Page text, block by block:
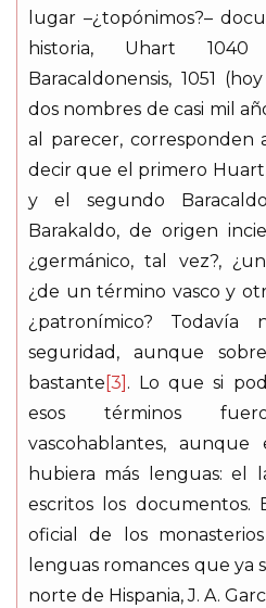
lugar –¿topónimos?–
historia, Uhart 1040
Baracaldonensis, 1051
dos nombres de casi mil
al parecer, corresponden
decir que el primero Huart
y el segundo
Barakaldo, de origen
¿germánico, tal vez?,
¿de un término vasco y
¿patronímico?
seguridad, aunque
bastante [3] . Lo que si
esos términos
vascohablantes,
hubiera más lenguas: el
escritos los
oficial de los
lenguas romances que ya
norte de Hispania, J. A.